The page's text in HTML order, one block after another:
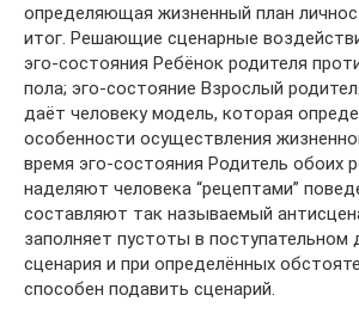
определяющая жизненный план
итог. Решающие сценарные
эго-состояния Ребёнок родителя
пола; эго-состояние Взрослый
даёт человеку модель, которая
особенности осуществления
время эго-состояния Родитель обоих
наделяют человека “рецептами”
составляют так называемый
заполняет пустоты в поступательном
сценария и при определённых
способен подавить сценарий.